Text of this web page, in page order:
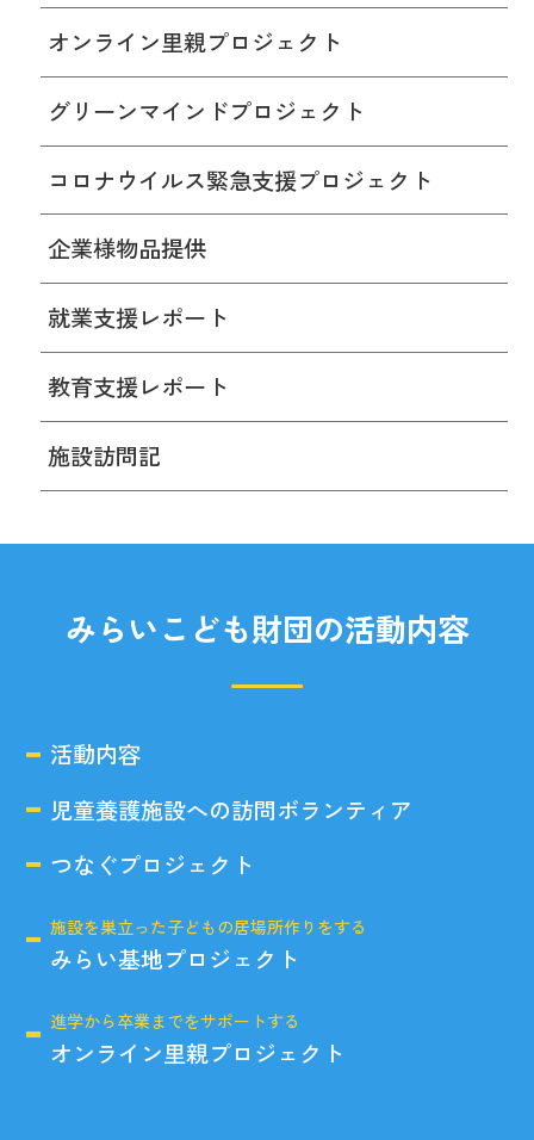
オンライン里親プロジェクト
グリーンマインドプロジェクト
コロナウイルス緊急支援プロジェクト
企業様物品提供
就業支援レポート
教育支援レポート
施設訪問記
みらいこども財団の活動内容
活動内容
児童養護施設への訪問ボランティア
つなぐプロジェクト
施設を巣立った子どもの居場所作りをする
みらい基地プロジェクト
進学から卒業までをサポートする
オンライン里親プロジェクト